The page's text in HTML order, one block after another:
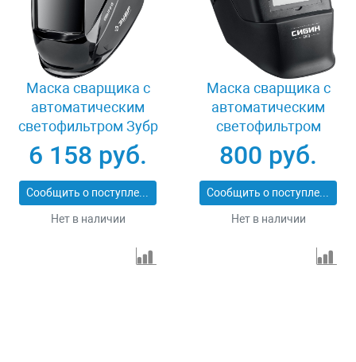
Маска сварщика с
автоматическим
светофильтром Зубр
Спектр 11069_z01
6 158 руб.
Сообщить о поступлении
Нет в наличии
Маска сварщика с
автоматическим
светофильтром
Сибин 11063
800 руб.
Сообщить о поступлении
Нет в наличии